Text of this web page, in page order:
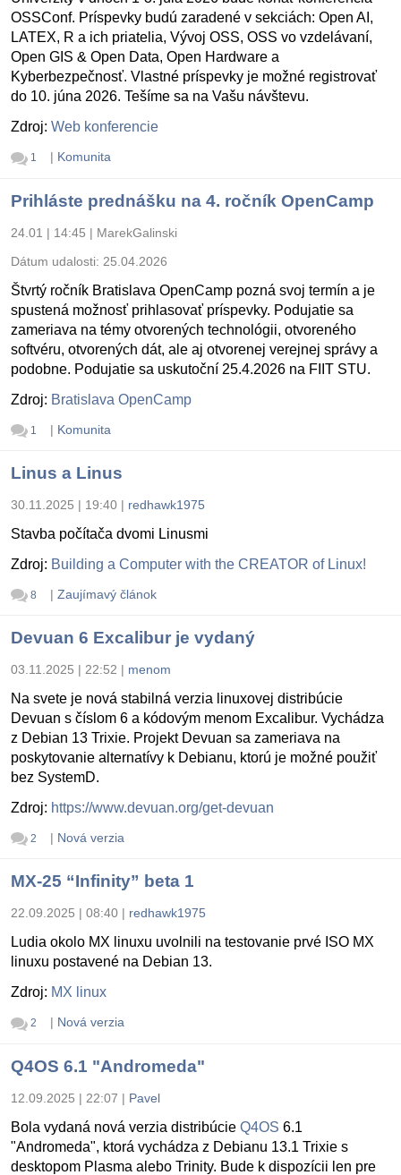
OSSConf. Príspevky budú zaradené v sekciách: Open AI,
LATEX, R a ich priatelia, Vývoj OSS, OSS vo vzdelávaní,
Open GIS & Open Data, Open Hardware a
Kyberbezpečnosť. Vlastné príspevky je možné registrovať
do 10. júna 2026. Tešíme sa na Vašu návštevu.
Zdroj: Web konferencie
1 | Komunita
Prihláste prednášku na 4. ročník OpenCamp
24.01 | 14:45 | MarekGalinski
Dátum udalosti: 25.04.2026
Štvrtý ročník Bratislava OpenCamp pozná svoj termín a je
spustená možnosť prihlasovať príspevky. Podujatie sa
zameriava na témy otvorených technológii, otvoreného
softvéru, otvorených dát, ale aj otvorenej verejnej správy a
podobne. Podujatie sa uskutoční 25.4.2026 na FIIT STU.
Zdroj: Bratislava OpenCamp
1 | Komunita
Linus a Linus
30.11.2025 | 19:40 | redhawk1975
Stavba počítača dvomi Linusmi
Zdroj: Building a Computer with the CREATOR of Linux!
8 | Zaujímavý článok
Devuan 6 Excalibur je vydaný
03.11.2025 | 22:52 | menom
Na svete je nová stabilná verzia linuxovej distribúcie
Devuan s číslom 6 a kódovým menom Excalibur. Vychádza
z Debian 13 Trixie. Projekt Devuan sa zameriava na
poskytovanie alternatívy k Debianu, ktorú je možné použiť
bez SystemD.
Zdroj: https://www.devuan.org/get-devuan
2 | Nová verzia
MX-25 “Infinity” beta 1
22.09.2025 | 08:40 | redhawk1975
Ludia okolo MX linuxu uvolnili na testovanie prvé ISO MX
linuxu postavené na Debian 13.
Zdroj: MX linux
2 | Nová verzia
Q4OS 6.1 "Andromeda"
12.09.2025 | 22:07 | Pavel
Bola vydaná nová verzia distribúcie Q4OS 6.1
"Andromeda", ktorá vychádza z Debianu 13.1 Trixie s
desktopom Plasma alebo Trinity. Bude k dispozícii len pre